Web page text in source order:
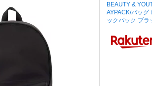
BEAUTY &
AYPACK/バッグ
ックパック ブラ